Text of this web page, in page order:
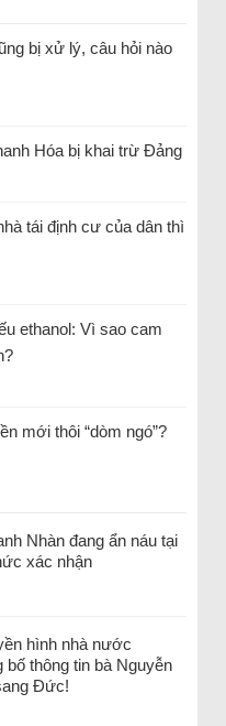
bị xử lý, câu hỏi nào
Hóa bị khai trừ Đảng
tái định cư của dân thì
ethanol: Vì sao cam
mới thôi “dòm ngó”?
Nhàn đang ẩn náu tại
xác nhận
hình nhà nước
thông tin bà Nguyễn
Đức!